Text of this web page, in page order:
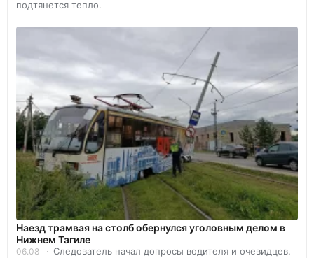
подтянется тепло.
Наезд трамвая на столб обернулся уголовным делом в
Нижнем Тагиле
06.08 Следователь начал допросы водителя и очевидцев.